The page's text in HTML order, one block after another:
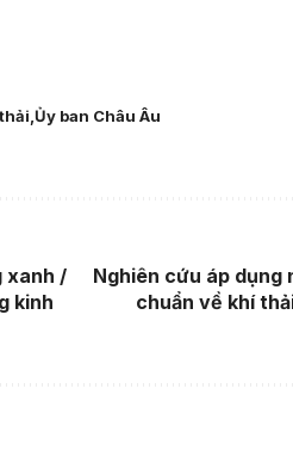
Ủy ban Châu Âu
xanh /
kinh
Nghiên cứu áp dụng
chuẩn về khí